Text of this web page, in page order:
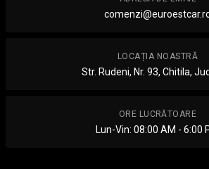
LOCAȚIA NOASTRĂ
Str. Rudeni, Nr. 93, Chitila,
ORE LUCRĂTOARE
Lun-Vin: 08:00 AM - 6:00